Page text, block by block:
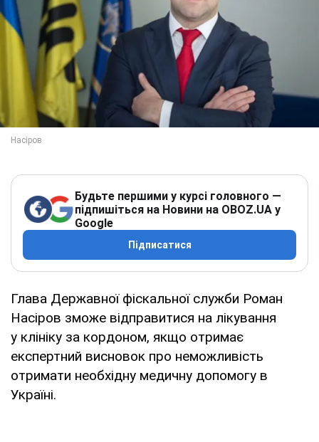
Будьте першими у курсі головного —
підпишіться на Новини на OBOZ.UA у
Google
Підписатися
Глава Державної фіскальної служби Роман
Насіров зможе відправитися на лікування
у клініку за кордоном, якщо отримає
експертний висновок про неможливість
отримати необхідну медичну допомогу в
Україні.